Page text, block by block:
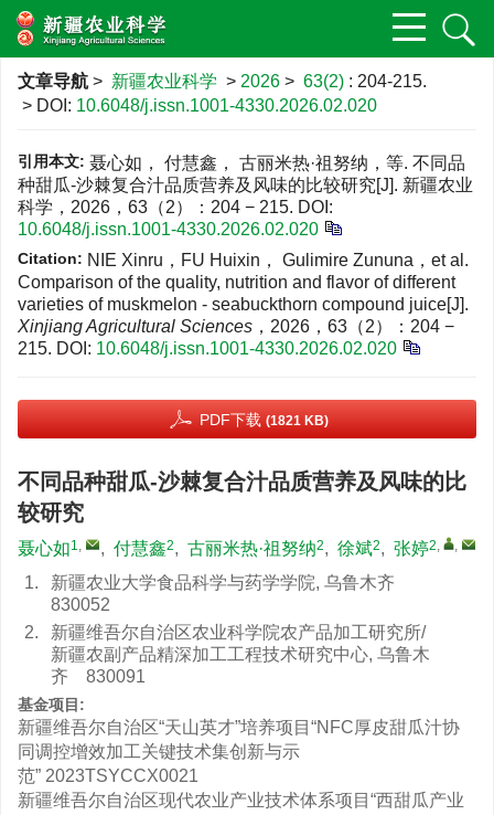
文章导航 > 新疆农业科学 > 2026 > 63(2) : 204-215.
> DOI: 10.6048/j.issn.1001-4330.2026.02.020
引用本文: 聂心如， 付慧鑫， 古丽米热·祖努纳，等. 不同品
种甜瓜-沙棘复合汁品质营养及风味的比较研究[J]. 新疆农业
科学，2026，63（2）：204 − 215. DOI:
10.6048/j.issn.1001-4330.2026.02.020
Citation: NIE Xinru，FU Huixin， Gulimire Zununa，et al.
Comparison of the quality, nutrition and flavor of different
varieties of muskmelon - seabuckthorn compound juice[J].
Xinjiang Agricultural Sciences ，2026，63（2）：204 −
215. DOI: 10.6048/j.issn.1001-4330.2026.02.020
PDF下载 (1821 KB)
不同品种甜瓜-沙棘复合汁品质营养及风味的比
较研究
聂心如1, , 付慧鑫2, 古丽米热·祖努纳2, 徐斌2, 张婷2, ,
1.
新疆农业大学食品科学与药学学院, 乌鲁木齐
830052
2.
新疆维吾尔自治区农业科学院农产品加工研究所/
新疆农副产品精深加工工程技术研究中心, 乌鲁木
齐 830091
基金项目:
新疆维吾尔自治区“天山英才”培养项目“NFC厚皮甜瓜汁协
同调控增效加工关键技术集创新与示
范” 2023TSYCCX0021
新疆维吾尔自治区现代农业产业技术体系项目“西甜瓜产业